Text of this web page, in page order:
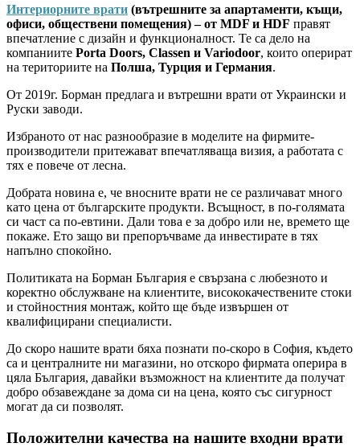
Интериорните врати (вътрешните за апартаменти, къщи,
офиси, обществени помещения) – от MDF и HDF правят
впечатление с дизайн и функционалност. Те са дело на
компаниите Porta Doors, Classen и Variodoor, които оперират
на териториите на Полша, Турция и Германия.
От 2019г. Борман предлага и вътрешни врати от Украински и
Руски заводи.
Избраното от нас разнообразие в моделите на фирмите-
производители притежават впечатляваща визия, а работата с
тях е повече от лесна.
Добрата новина е, че вносните врати не се различават много
като цена от българските продукти. Всъщност, в по-голямата
си част са по-евтини. Дали това е за добро или не, времето ще
покаже. Ето защо ви препоръчваме да инвестирате в тях
напълно спокойно.
Политиката на Борман България е свързана с любезното и
коректно обслужване на клиентите, висококачествените стоки
и стойностния монтаж, който ще бъде извършен от
квалифицирани специалисти.
До скоро нашите врати бяха познати по-скоро в София, където
са и централните ни магазини, но отскоро фирмата оперира в
цяла България, давайки възможност на клиентите да получат
добро обзавеждане за дома си на цена, която със сигурност
могат да си позволят.
Положителни качества на нашите входни врати